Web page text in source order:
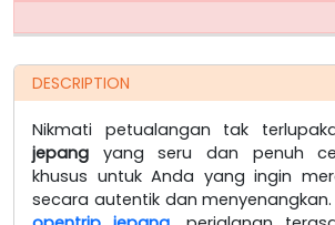
DESCRIPTION
Nikmati petualangan tak
jepang
yang seru dan penuh
khusus untuk Anda yang ingin
secara autentik dan